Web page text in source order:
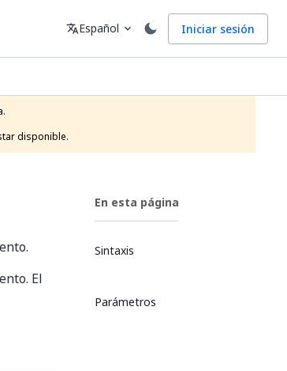
Idioma
translateEspañol expand_more Iniciar sesión
disponible.
El
En esta página
Sintaxis
Parámetros